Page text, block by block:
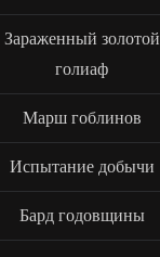
Зараженный золотой
голиаф
Марш гоблинов
Испытание добычи
Бард годовщины